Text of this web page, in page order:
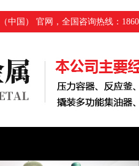
中国） 官网，全国咨询热线：